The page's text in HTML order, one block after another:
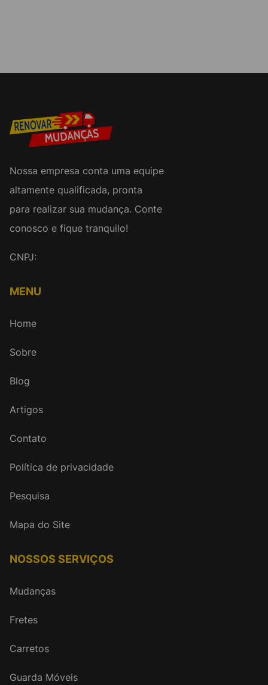
Nossa empresa conta uma equipe
altamente qualificada, pronta
para realizar sua mudança. Conte
conosco e fique tranquilo!
CNPJ:
MENU
Home
Sobre
Blog
Artigos
Contato
Política de privacidade
Pesquisa
Mapa do Site
NOSSOS SERVIÇOS
Mudanças
Fretes
Carretos
Guarda Móveis